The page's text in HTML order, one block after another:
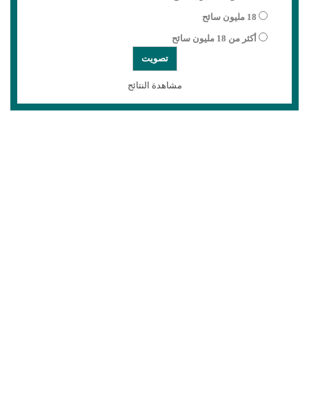
18 مليون سائح
أكثر من 18 مليون سائح
مشاهدة النتائج